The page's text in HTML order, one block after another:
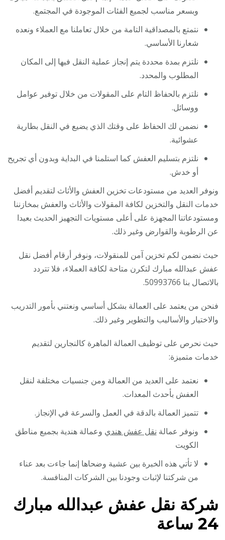
وبسعر مناسب لجميع الفئات الموجودة في المجتمع.
نتمتع بالمصداقية التامة من خلال تعاملنا مع العملاء ونعده
شعارنا الأساسي.
نلتزم بمدة محددة يتم إنجاز عملية النقل فيها إلى المكان
المطلوب والمحدد.
نلتزم بالحفاظ التام على المقولات من خلال توفير عوامل
ووسائل.
نضمن لك الحفاظ على وقتك الذي يضيع في النقل بطارية
عشوائية.
نلتزم بتسليم العفش كما استلمنا في البداية وبدون أي تجريح
أو خدش.
ونوفر العديد من مستودعات تخزين العفش والأثاث لتقديم أفضل
خدمات النقل والتخزين لكافة المقولات والأثاث والعفش بمخازننا
ومستودعاتنا المجهزة على أعلى مستويات التجهيز الحديث بعيدا
عن الرطوبة والقوارض وغير ذلك.
حيث نضمن لكم تخزين آمن للمنقولات، ونوفر أرقام أفضل نقل
عفش عبدالله مبارك لتكرن متاحة لكافة العملاء، فلا تتردد
بالاتصال بنا 50993766.
فنحن من يعتمد على العمالة بشكل أساسي ونعتني بأمور التدريب
والاختيار والأساليب والتطوير وغير ذلك.
حيث نحرص على توظيف العمالة الماهرة كالنجارين لتقديم
خدمات متميزة:
نعتمد على العديد من العمالة ومن جنسيات مختلفة لنقل
العفش بأحدث المعدات.
تتميز العمالة بالدقة في العمل والسرعة في الإنجاز.
ونوفر عمالة نقل عفش هندي وعمالة هندية بجميع مناطق
الكويت
لا تأتي هذه الخبرة بين عشية وضحاها إنما جاءت بعد عناء
من شركتنا لإثبات وجودنا بين الشركات المنافسة.
شركة نقل عفش عبدالله مبارك
24 ساعة